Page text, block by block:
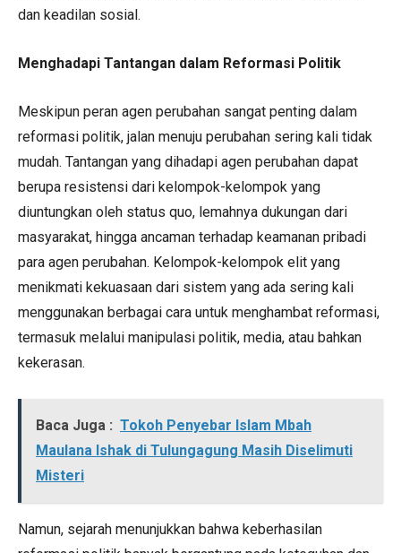
dan keadilan sosial.
Menghadapi Tantangan dalam Reformasi Politik
Meskipun peran agen perubahan sangat penting dalam
reformasi politik, jalan menuju perubahan sering kali tidak
mudah. Tantangan yang dihadapi agen perubahan dapat
berupa resistensi dari kelompok-kelompok yang
diuntungkan oleh status quo, lemahnya dukungan dari
masyarakat, hingga ancaman terhadap keamanan pribadi
para agen perubahan. Kelompok-kelompok elit yang
menikmati kekuasaan dari sistem yang ada sering kali
menggunakan berbagai cara untuk menghambat reformasi,
termasuk melalui manipulasi politik, media, atau bahkan
kekerasan.
Baca Juga : Tokoh Penyebar Islam Mbah
Maulana Ishak di Tulungagung Masih Diselimuti
Misteri
Namun, sejarah menunjukkan bahwa keberhasilan